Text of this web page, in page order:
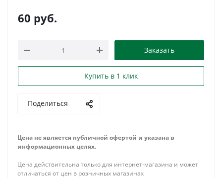
60 руб.
Заказать
Купить в 1 клик
Поделиться
Цена не является публичной офертой и указана в
информационных целях.
Цена действительна только для интернет-магазина и может
отличаться от цен в розничных магазинах